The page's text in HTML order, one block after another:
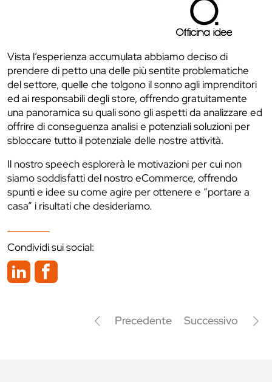
Vista l’esperienza accumulata abbiamo deciso di
prendere di petto una delle più sentite problematiche
del settore, quelle che tolgono il sonno agli imprenditori
ed ai responsabili degli store, offrendo gratuitamente
una panoramica su quali sono gli aspetti da analizzare ed
offrire di conseguenza analisi e potenziali soluzioni per
sbloccare tutto il potenziale delle nostre attività.
Il nostro speech esplorerà le motivazioni per cui non
siamo soddisfatti del nostro eCommerce, offrendo
spunti e idee su come agire per ottenere e “portare a
casa” i risultati che desideriamo.
Condividi sui social:
Precedente Successivo